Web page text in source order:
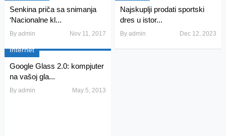
Senkina priča sa snimanja
‘Nacionalne kl...
By admin Nov 11, 2017
Najskuplji prodati sportski
dres u istor...
Byadmin Dec 12, 2023
Internet
Google Glass 2.0: kompjuter
na vašoj gla...
By admin May 5, 2013